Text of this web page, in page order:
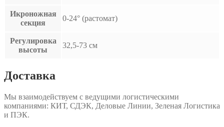
Икроножная
секция
0-24° (растомат)
Регулировка
высоты
32,5-73 см
Доставка
Мы взаимодействуем с ведущими логистическими
компаниями: КИТ, СДЭК, Деловые Линии, Зеленая Логистика
и ПЭК.